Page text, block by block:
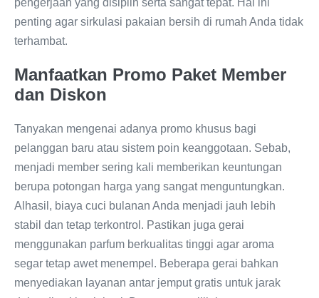
pengerjaan yang disiplin serta sangat tepat. Hal ini
penting agar sirkulasi pakaian bersih di rumah Anda tidak
terhambat.
Manfaatkan Promo Paket Member
dan Diskon
Tanyakan mengenai adanya promo khusus bagi
pelanggan baru atau sistem poin keanggotaan. Sebab,
menjadi member sering kali memberikan keuntungan
berupa potongan harga yang sangat menguntungkan.
Alhasil, biaya cuci bulanan Anda menjadi jauh lebih
stabil dan tetap terkontrol. Pastikan juga gerai
menggunakan parfum berkualitas tinggi agar aroma
segar tetap awet menempel. Beberapa gerai bahkan
menyediakan layanan antar jemput gratis untuk jarak